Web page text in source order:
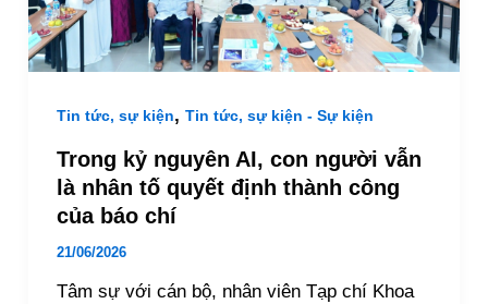
Tin tức, sự kiện, Tin tức, sự kiện - Sự kiện
Trong kỷ nguyên AI, con người vẫn
là nhân tố quyết định thành công
của báo chí
21/06/2026
Tâm sự với cán bộ, nhân viên Tạp chí Khoa